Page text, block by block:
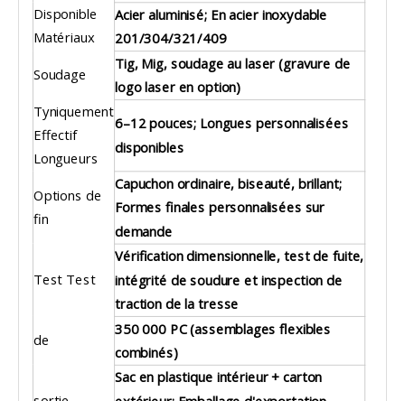
Disponible
Matériaux
Acier aluminisé; En acier inoxydable
201/304/321/409
Soudage
Tig, Mig, soudage au laser (gravure de
logo laser en option)
Tyniquement
Effectif
Longueurs
6–12 pouces; Longues personnalisées
disponibles
Options de
fin
Capuchon ordinaire, biseauté, brillant;
Formes finales personnalisées sur
demande
Test Test
Vérification dimensionnelle, test de fuite,
intégrité de soudure et inspection de
traction de la tresse
de
350 000 PC (assemblages flexibles
combinés)
Sac en plastique intérieur + carton